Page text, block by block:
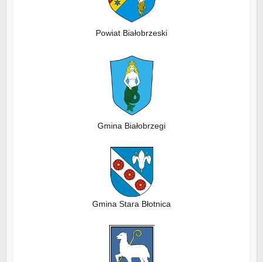
Powiat Białobrzeski
Gmina Białobrzegi
Gmina Stara Błotnica